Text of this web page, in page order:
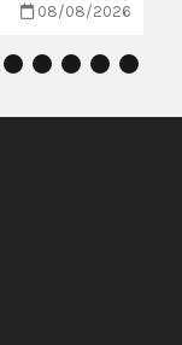
08/08/2026